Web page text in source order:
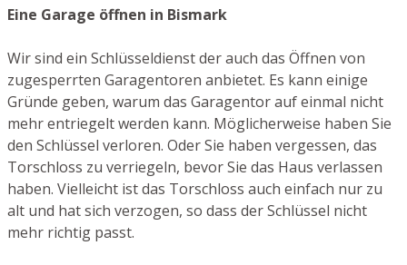
Eine Garage öffnen in Bismark
Wir sind ein Schlüsseldienst der auch das Öffnen von
zugesperrten Garagentoren anbietet. Es kann einige
Gründe geben, warum das Garagentor auf einmal nicht
mehr entriegelt werden kann. Möglicherweise haben Sie
den Schlüssel verloren. Oder Sie haben vergessen, das
Torschloss zu verriegeln, bevor Sie das Haus verlassen
haben. Vielleicht ist das Torschloss auch einfach nur zu
alt und hat sich verzogen, so dass der Schlüssel nicht
mehr richtig passt.